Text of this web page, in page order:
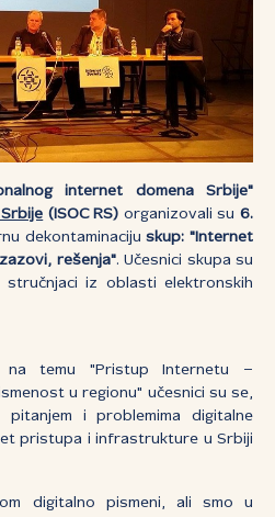
internet domena Srbije"
(ISOC RS) organizovali su6.
dekontaminacijuskup: "Internet
rešenja". Učesnici skupa su
stručnjaci iz oblasti elektronskih
temu "Pristup Internetu –
u regionu" učesnici su se,
i problemima digitalne
pristupa i infrastrukture u Srbiji
digitalno pismeni, ali smo u